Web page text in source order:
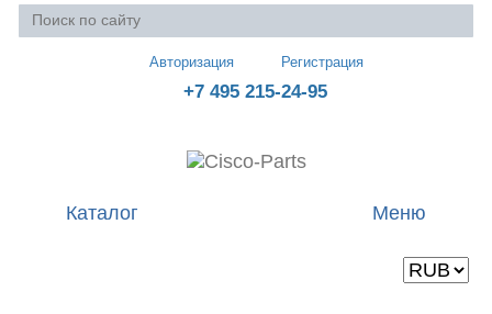
Авторизация Регистрация
+7 495 215-24-95
Меню
Каталог